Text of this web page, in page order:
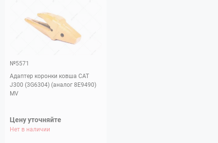
№5571
Адаптер коронки ковша CAT
J300 (3G6304) (аналог 8E9490)
MV
Цену уточняйте
Нет в наличии